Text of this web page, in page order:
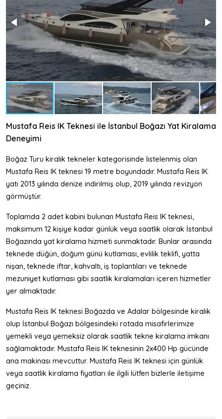
Mustafa Reis IK Teknesi ile İstanbul Boğazı Yat Kiralama
Deneyimi
Boğaz Turu kiralık tekneler kategorisinde listelenmiş olan
Mustafa Reis IK teknesi 19 metre boyundadır. Mustafa Reis IK
yatı 2013 yılında denize indirilmiş olup, 2019 yılında revizyon
görmüştür.
Toplamda 2 adet kabini bulunan Mustafa Reis IK teknesi,
maksimum 12 kişiye kadar günlük veya saatlik olarak İstanbul
Boğazında yat kiralama hizmeti sunmaktadır. Bunlar arasında
teknede düğün, doğum günü kutlaması, evlilik teklifi, yatta
nişan, teknede iftar, kahvaltı, iş toplantıları ve teknede
mezuniyet kutlaması gibi saatlik kiralamaları içeren hizmetler
yer almaktadır.
Mustafa Reis IK teknesi Boğazda ve Adalar bölgesinde kiralık
olup İstanbul Boğazı bölgesindeki rotada misafirlerimize
yemekli veya yemeksiz olarak saatlik tekne kiralama imkanı
sağlamaktadır. Mustafa Reis IK teknesinin 2x400 Hp gücünde
ana makinası mevcuttur. Mustafa Reis IK teknesi için günlük
veya saatlik kiralama fiyatları ile ilgili lütfen bizlerle iletişime
geçiniz.